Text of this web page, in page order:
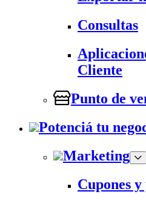
Consultas
Cliente
Punto de
Potenciá tu
Marketing
Cupones